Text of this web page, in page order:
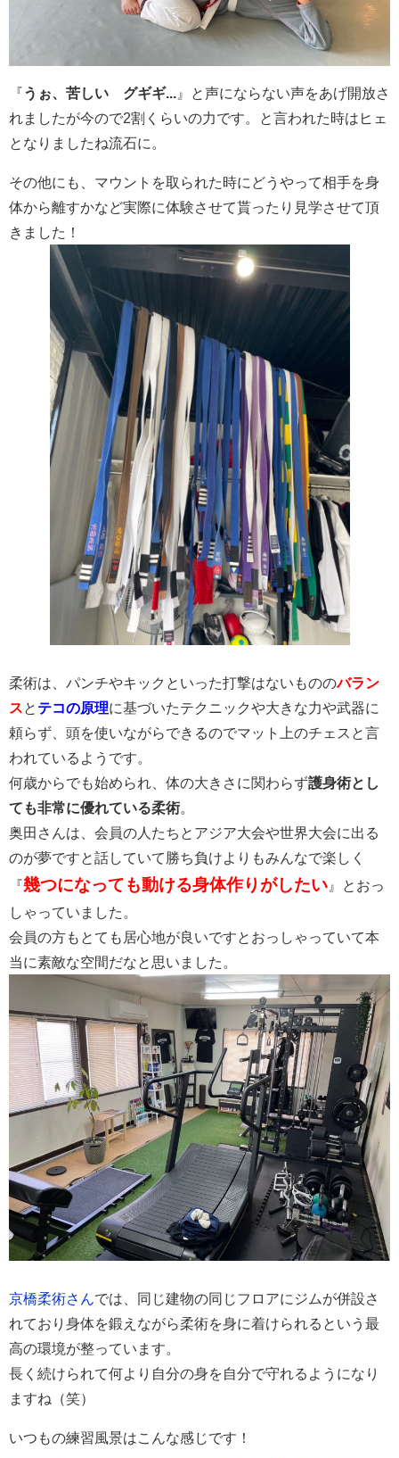
『うぉ、苦しい グギギ...
』と声にならない声をあげ開放さ
れましたが今ので2割くらいの力です。と言われた時はヒェ
となりましたね流石に。
その他にも、マウントを取られた時にどうやって相手を身
体から離すかなど実際に体験させて貰ったり見学させて頂
きました！
柔術は、パンチやキックといった打撃はないもののバラン
スと テコの原理に基づいたテクニックや大きな力や武器に
頼らず、頭を使いながらできるのでマット上のチェスと言
われているようです。
何歳からでも始められ、体の大きさに関わらず護身術とし
ても非常に優れている柔術。
奥田さんは、会員の人たちとアジア大会や世界大会に出る
のが夢ですと話していて勝ち負けよりもみんなで楽しく
『幾つになっても動ける身体作りがしたい 』とおっ
しゃっていました。
会員の方も とても居心地が良いですとおっしゃっていて本
当に素敵な空間だなと思いました。
京橋柔術さんでは、同じ建物の同じフロアにジムが併設さ
れており身体を鍛えながら柔術を身に着けられるという最
高の環境が整っています。
長く続けられて何より自分の身を自分で守れるようになり
ますね（笑）
いつもの練習風景はこんな感じです！